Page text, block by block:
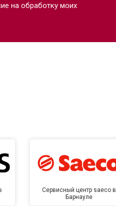
на обработку моих
Сервисный центр saeco в
Барнауле